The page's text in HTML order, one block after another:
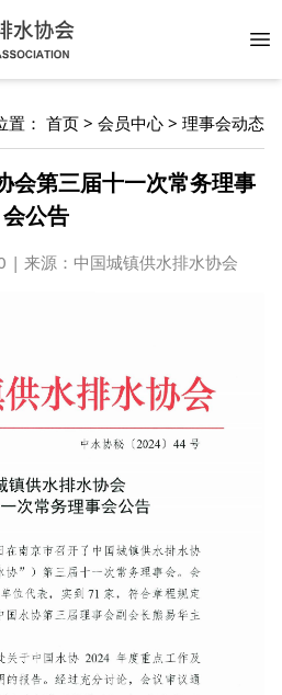
置： 首页 > 会员中心 > 理事会动态
会第三届十一次常务理事
会公告
| 来源：中国城镇供水排水协会